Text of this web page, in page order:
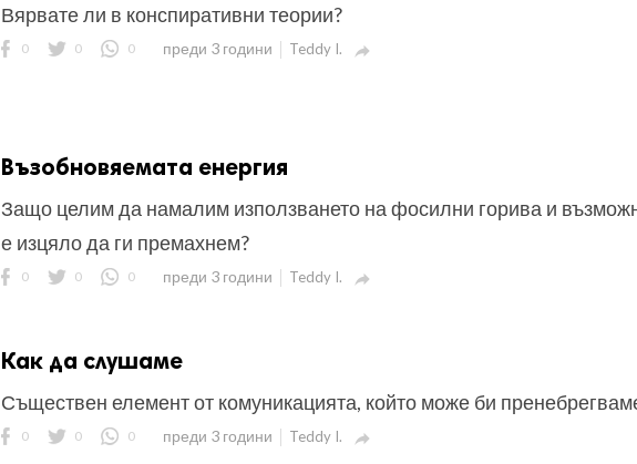
Вярвате ли в конспиративни теории?
0 0 0 преди 3 години Teddy I. 
Възобновяемата енергия
Защо целим да намалим използването на фосилни горива и
е изцяло да ги премахнем?
0 0 0 преди 3 години Teddy I. 
Как да слушаме
Съществен елемент от комуникацията, който може би
0 0 0 преди 3 години Teddy I. 